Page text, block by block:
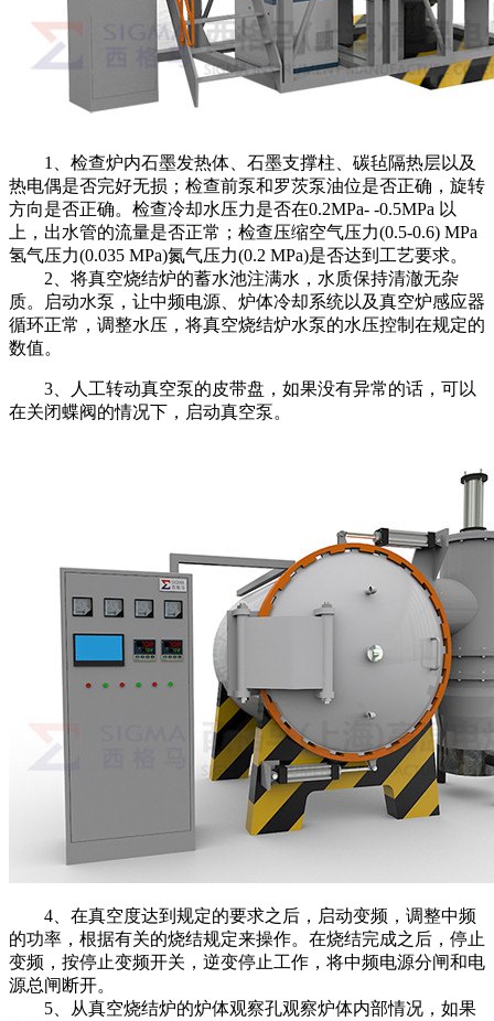
1、检查炉内石墨发热体、石墨支撑柱、碳毡隔热层以及
热电偶是否完好无损；检查前泵和罗茨泵油位是否正确，旋转
方向是否正确。检查冷却水压力是否在0.2MPa- -0.5MPa 以
上，出水管的流量是否正常；检查压缩空气压力(0.5-0.6) MPa
氢气压力(0.035 MPa)氮气压力(0.2 MPa)是否达到工艺要求。
2、将真空烧结炉的蓄水池注满水，水质保持清澈无杂
质。启动水泵，让中频电源、炉体冷却系统以及真空炉感应器
循环正常，调整水压，将真空烧结炉水泵的水压控制在规定的
数值。
3、人工转动真空泵的皮带盘，如果没有异常的话，可以
在关闭蝶阀的情况下，启动真空泵。
4、在真空度达到规定的要求之后，启动变频，调整中频
的功率，根据有关的烧结规定来操作。在烧结完成之后，停止
变频，按停止变频开关，逆变停止工作，将中频电源分闸和电
源总闸断开。
5、从真空烧结炉的炉体观察孔观察炉体内部情况，如果